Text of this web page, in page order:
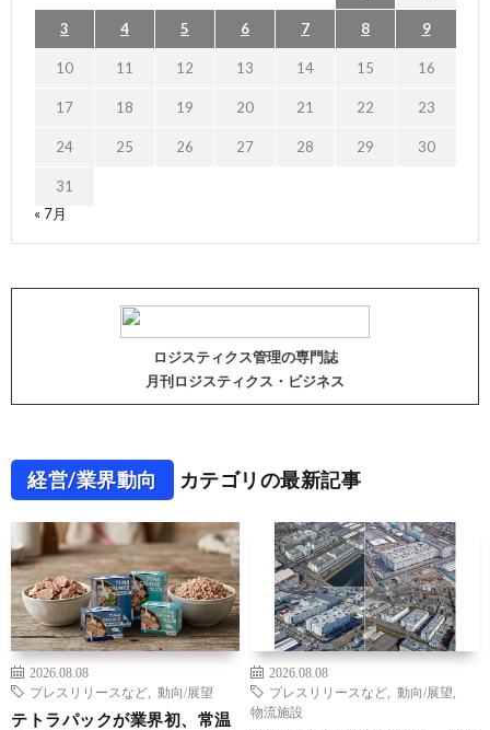
3 4 5 6 7 8 9
10 11 12 13 14 15 16
17 18 19 20 21 22 23
24 25 26 27 28 29 30
31
« 7月
ロジスティクス管理の専門誌
月刊ロジスティクス・ビジネス
経営/業界動向 カテゴリの最新記事
2026.08.08
プレスリリースなど
動向/展望
テトラパックが業界初、常温
2026.08.08
プレスリリースなど
動向/展望
物流施設